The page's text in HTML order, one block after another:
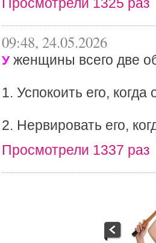
09:48, 24.05.2026
У женщины всего две
1. Успокоить его,
2. Нервировать его,
Просмотрели 1337 раз